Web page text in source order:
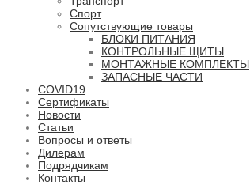
Спорт
Сопутствующие товары
БЛОКИ ПИТАНИЯ
КОНТРОЛЬНЫЕ ЩИТЫ
МОНТАЖНЫЕ КОМПЛЕКТЫ
ЗАПАСНЫЕ ЧАСТИ
COVID19
Сертификаты
Новости
Статьи
Вопросы и ответы
Дилерам
Подрядчикам
Контакты